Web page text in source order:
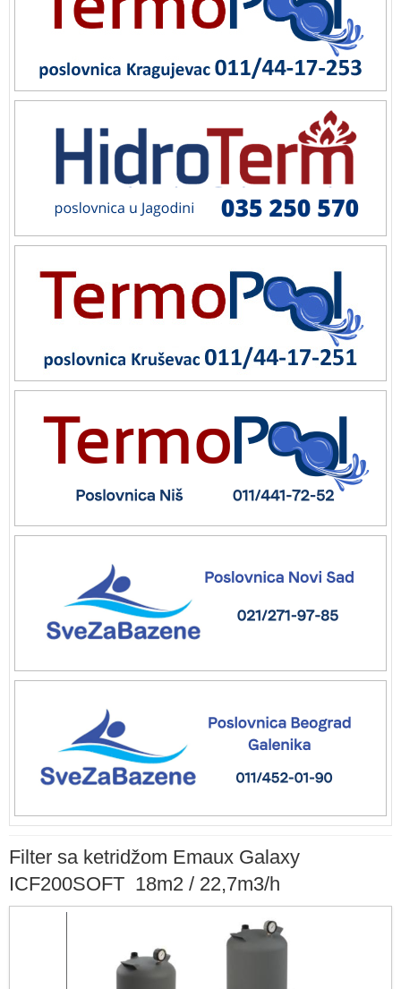
Filter sa ketridžom Emaux Galaxy
ICF200SOFT 18m2 / 22,7m3/h